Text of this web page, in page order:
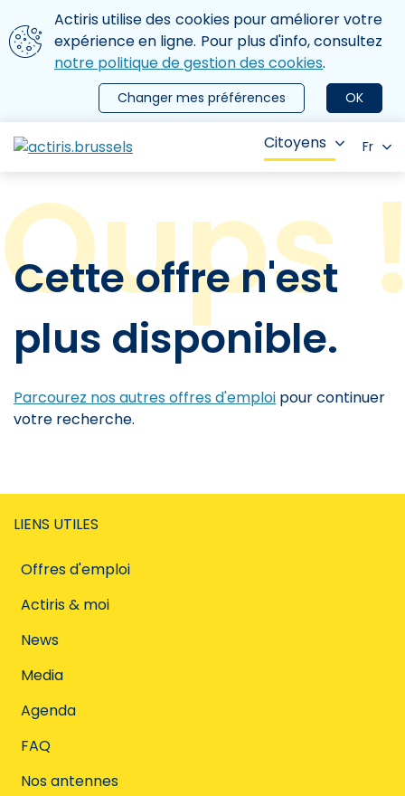
Aller au contenu principal
Nous utilisons des cookies
Actiris utilise des cookies pour améliorer votre
expérience en ligne. Pour plus d'info, consultez
notre politique de gestion des cookies.
OK
Changer mes préférences
le menu
Citoyens Fr
Cette offre n'est
plus disponible.
Parcourez nos autres offres d'emploi pour continuer
votre recherche.
LIENS UTILES
Offres d'emploi
Actiris & moi
News
Media
Agenda
FAQ
Nos antennes